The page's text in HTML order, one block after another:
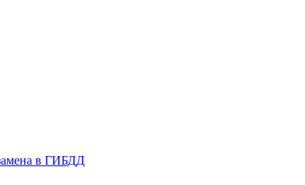
в ГИБДД